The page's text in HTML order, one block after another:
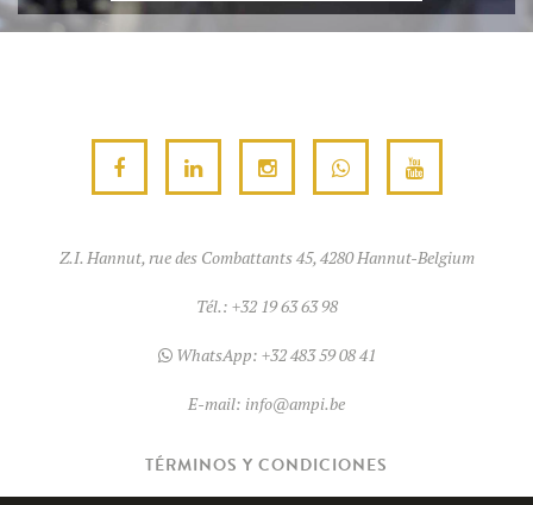
Z.I. Hannut, rue des Combattants 45, 4280 Hannut-Belgium
Tél.: +32 19 63 63 98
WhatsApp: +32 483 59 08 41
E-mail: info@ampi.be
TÉRMINOS Y CONDICIONES